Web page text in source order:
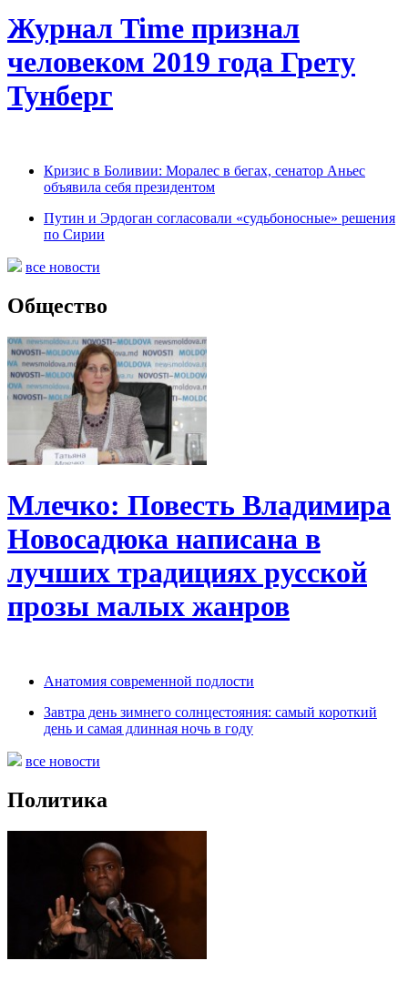
Журнал Time признал
человеком 2019 года Грету
Тунберг
Кризис в Боливии: Моралес в бегах, сенатор Аньес
объявила себя президентом
Путин и Эрдоган согласовали «судьбоносные» решения
по Сирии
все новости
Общество
Млечко: Повесть Владимира
Новосадюка написана в
лучших традициях русской
прозы малых жанров
Анатомия современной подлости
Завтра день зимнего солнцестояния: самый короткий
день и самая длинная ночь в году
все новости
Политика